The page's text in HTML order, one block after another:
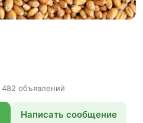
482 объявлений
Написать сообщение